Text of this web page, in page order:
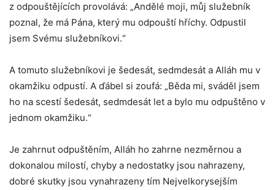
z odpouštějících provolává: „Andělé moji, můj služebník
poznal, že má Pána, který mu odpouští hříchy. Odpustil
jsem Svému služebníkovi.“
A tomuto služebníkovi je šedesát, sedmdesát a Alláh mu v
okamžiku odpustí. A ďábel si zoufá: „Běda mi, sváděl jsem
ho na scestí šedesát, sedmdesát let a bylo mu odpuštěno v
jednom okamžiku.“
Je zahrnut odpuštěním, Alláh ho zahrne nezměrnou a
dokonalou milostí, chyby a nedostatky jsou nahrazeny,
dobré skutky jsou vynahrazeny tím Nejvelkorysejším